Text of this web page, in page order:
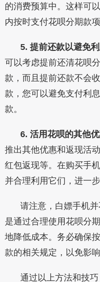
的消费预算中。这样可
内按时支付花呗分期款
5. 提前还款以避免
可以考虑提前还清花呗
款，而且提前还款不会
款，您可以避免支付利
款。
6. 活用花呗的其他
推出其他优惠和返现活
红包返现等。在购买手
并合理利用它们，进一
请注意，白嫖手机
是通过合理使用花呗分
地降低成本。务必确保
款的相关规定，以免影响
通过以上方法和技